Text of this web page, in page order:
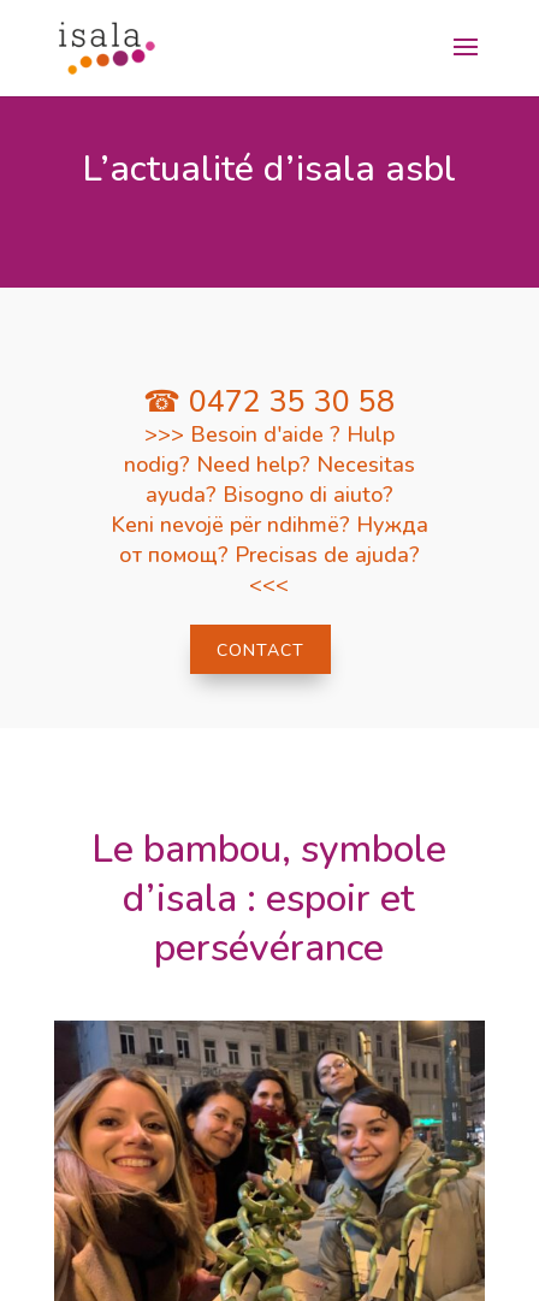
L’actualité d’isala asbl
☎ 0472 35 30 58
>>> Besoin d'aide ? Hulp
nodig? Need help? Necesitas
ayuda? Bisogno di aiuto?
Keni nevojë për ndihmë? Нужда
от помощ? Precisas de ajuda?
<<<
CONTACT
Le bambou, symbole
d’isala : espoir et
persévérance